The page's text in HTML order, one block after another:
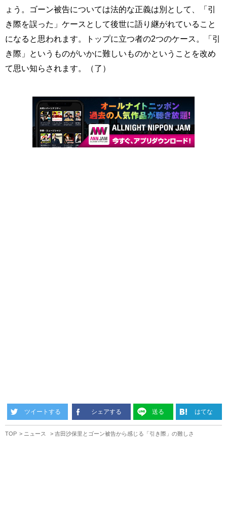
ょう。ゴーン被告については法的な正義は別として、「引
き際を誤った」ケースとして後世に語り継がれていること
になると思われます。トップに立つ者の2つのケース。「引
き際」というものがいかに難しいものかということを改め
て思い知らされます。（了）
ツイートする シェアする 送る はてな
TOP ニュース 吉田沙保里とゴーン被告から感じる「引き際」の難しさ